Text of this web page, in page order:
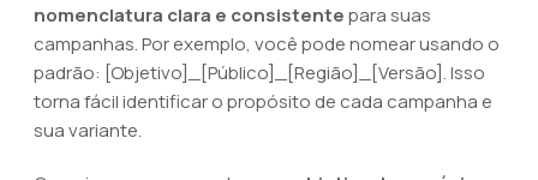
nomenclatura clara e consistentepara suas
campanhas. Por exemplo, você pode nomear usando o
padrão: [Objetivo]_[Público]_[Região]_[Versão]. Isso
torna fácil identificar o propósito de cada campanha e
sua variante.